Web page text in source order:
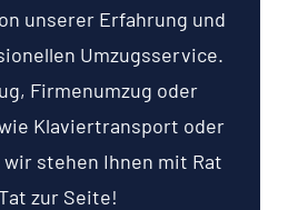
unserer Erfahrung und
Umzugsservice.
Firmenumzug oder
Klaviertransport oder
wir stehen Ihnen mit Rat
zur Seite!